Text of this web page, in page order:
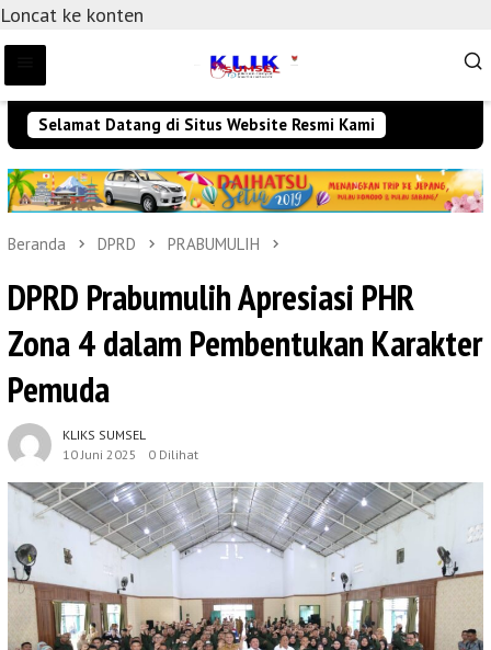
Loncat ke konten
Selamat Datang di Situs Website Resmi Kami
Beranda DPRD PRABUMULIH
DPRD Prabumulih Apresiasi PHR
Zona 4 dalam Pembentukan Karakter
Pemuda
KLIKS SUMSEL
10 Juni 2025
0 Dilihat